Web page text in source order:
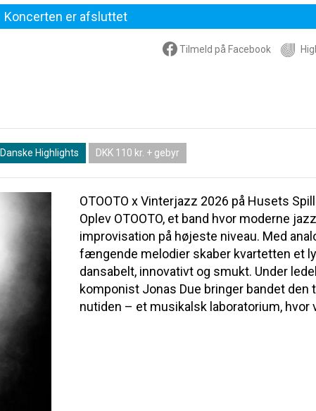
Koncerten er afsluttet
Tilmeld på Facebook
Danske Highlights DKK 110 kr. + gebyr
OTOOTO x Vinterjazz 2026 på Husets
Oplev OTOOTO, et band hvor moderne
improvisation på højeste niveau. Med
fængende melodier skaber kvartetten et
dansabelt, innovativt og smukt. Under
komponist Jonas Due bringer bandet den
nutiden – et musikalsk laboratorium, hvor